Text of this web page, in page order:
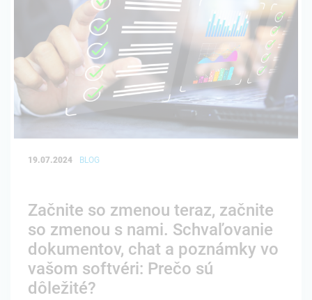
19.07.2024 BLOG
Začnite so zmenou teraz, začnite
so zmenou s nami. Schvaľovanie
dokumentov, chat a poznámky vo
vašom softvéri: Prečo sú
dôležité?